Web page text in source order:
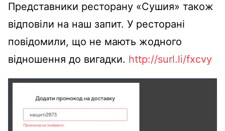
Представники ресторану «Сушия» також
відповіли на наш запит. У ресторані
повідомили, що не мають жодного
відношення до вигадки. http://surl.li/fxcvy